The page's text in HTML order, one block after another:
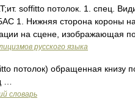
soffitto потолок. 1. спец.
1. Нижняя сторона короны
на сцене, изображающая
русского языка
потолок) обращенная книзу
…
словарь